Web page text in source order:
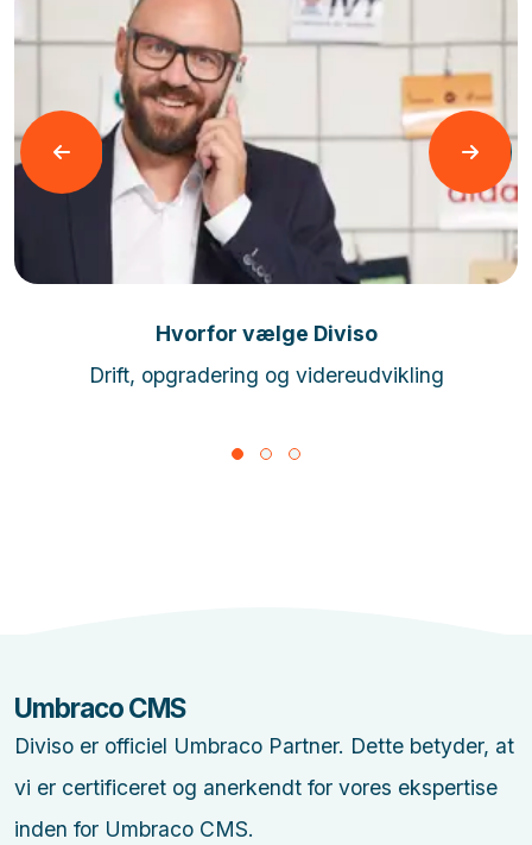
Læs mere
Hvorfor vælge Diviso
Drift, opgradering og videreudvikling
Umbraco CMS
Diviso er officiel Umbraco Partner. Dette betyder, at
vi er certificeret og anerkendt for vores ekspertise
inden for Umbraco CMS.